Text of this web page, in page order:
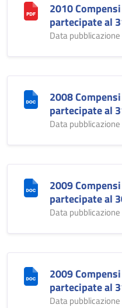
2010
partecipate al
Data
2008
partecipate al
Data
2009
partecipate al
Data
2009
partecipate al
Data